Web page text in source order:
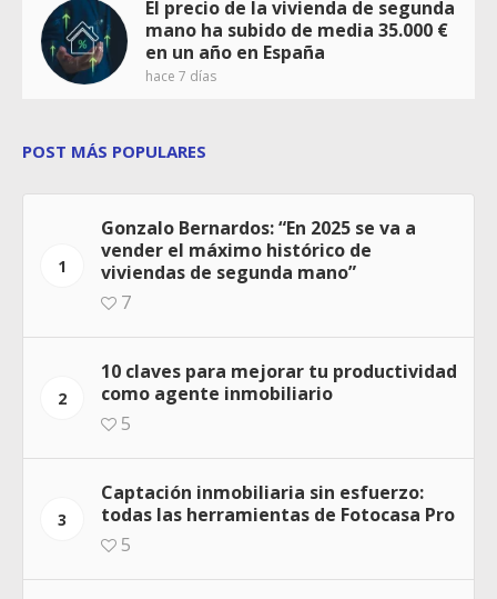
El precio de la vivienda de segunda
mano ha subido de media 35.000 €
en un año en España
hace 7 días
POST MÁS POPULARES
1
Gonzalo Bernardos: “En 2025 se va a
vender el máximo histórico de
viviendas de segunda mano”
7
2
10 claves para mejorar tu productividad
como agente inmobiliario
5
3
Captación inmobiliaria sin esfuerzo:
todas las herramientas de Fotocasa Pro
5